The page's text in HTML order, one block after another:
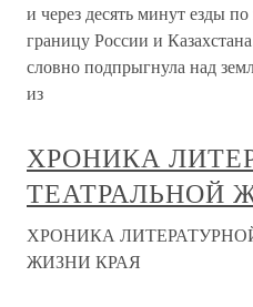
и через десять минут езды
границу России и
словно подпрыгнула над
из
ХРОНИКА
ТЕАТРАЛЬНОЙ
ХРОНИКА
ЖИЗНИ КРАЯ